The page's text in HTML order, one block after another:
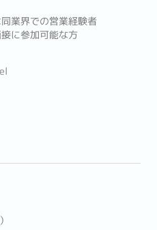
業界での営業経験者
に参加可能な方